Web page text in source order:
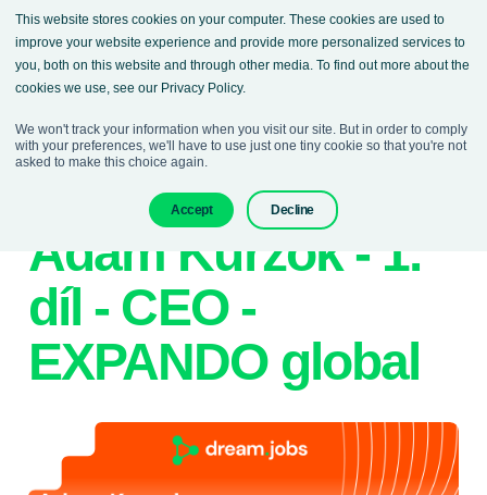
This website stores cookies on your computer. These cookies are used to
improve your website experience and provide more personalized services to
you, both on this website and through other media. To find out more about the
cookies we use, see our Privacy Policy.
We won't track your information when you visit our site. But in order to comply
with your preferences, we'll have to use just one tiny cookie so that you're not
asked to make this choice again.
Accept Decline
09. June 2025
Adam Kurzok - 1.
díl - CEO -
EXPANDO global